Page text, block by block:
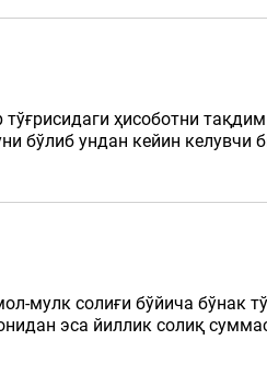
ҳисоботни тақдим
бўлиб ундан кейин келувчи
мулк солиғи бўйича бўнак
эса йиллик солиқ